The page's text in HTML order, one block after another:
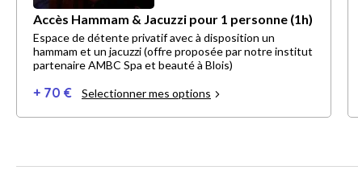
Accès Hammam & Jacuzzi pour 1 personne (1h)
Espace de détente privatif avec à disposition un
hammam et un jacuzzi (offre proposée par notre institut
partenaire AMBC Spa et beauté à Blois)
+ 70 € Selectionner mes options